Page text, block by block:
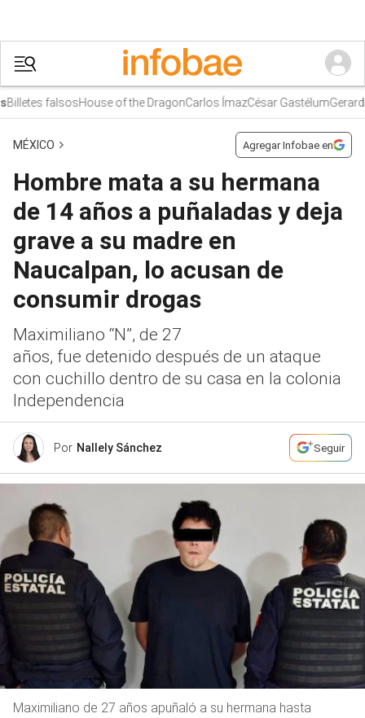
falsosHouse of the DragonCarlos ÍmazCésar GastélumGerardo
MÉXICO Agregar Infobae en
Hombre mata a su hermana
de 14 años a puñaladas y deja
grave a su madre en
Naucalpan, lo acusan de
consumir drogas
Maximiliano “N”, de 27
años, fue detenido después de un ataque
con cuchillo dentro de su casa en la colonia
Independencia
Por Nallely Sánchez Seguir
Maximiliano de 27 años apuñaló a su hermana hasta